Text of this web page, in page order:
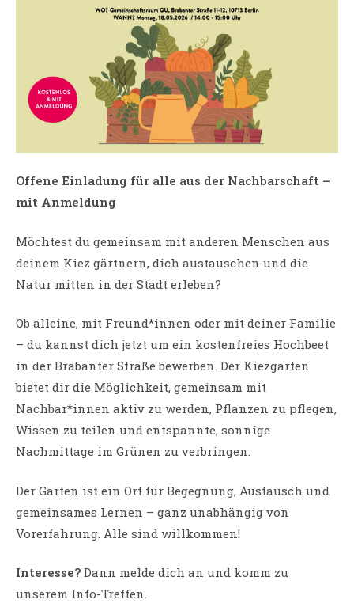
Offene Einladung für alle aus der Nachbarschaft –
mit Anmeldung
Möchtest du gemeinsam mit anderen Menschen aus
deinem Kiez gärtnern, dich austauschen und die
Natur mitten in der Stadt erleben?
Ob alleine, mit Freund*innen oder mit deiner Familie
– du kannst dich jetzt um ein kostenfreies Hochbeet
in der Brabanter Straße bewerben. Der Kiezgarten
bietet dir die Möglichkeit, gemeinsam mit
Nachbar*innen aktiv zu werden, Pflanzen zu pflegen,
Wissen zu teilen und entspannte, sonnige
Nachmittage im Grünen zu verbringen.
Der Garten ist ein Ort für Begegnung, Austausch und
gemeinsames Lernen – ganz unabhängig von
Vorerfahrung. Alle sind willkommen!
Interesse? Dann melde dich an und komm zu
unserem Info-Treffen.